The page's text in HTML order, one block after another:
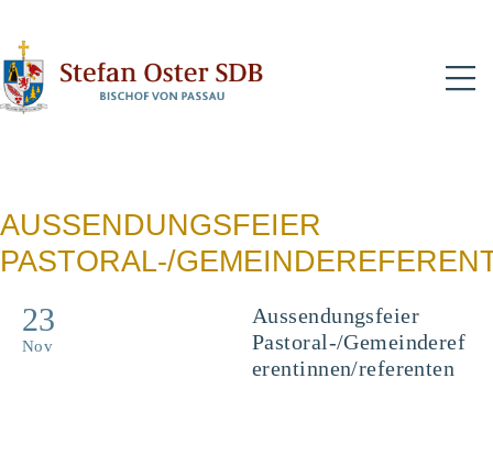
AUSSENDUNGSFEIER
PASTORAL-/
23
Nov
Aussendungsfeier
Pastoral-/Gemeinderef
erentinnen/referenten